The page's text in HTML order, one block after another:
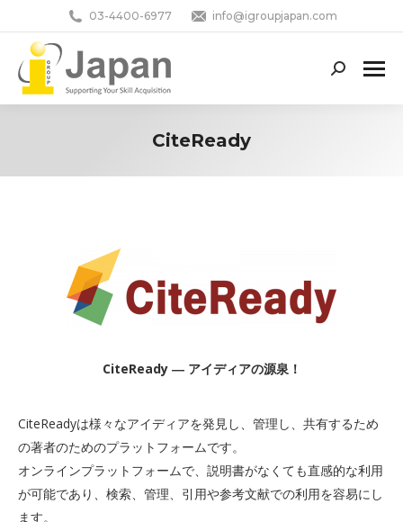
03-4400-6977 info@igroupjapan.com
Search:
CiteReady
CiteReady ― アイディアの源泉！
CiteReadyは様々なアイディアを発見し、管理し、共有するため
の著者のためのプラットフォームです。
オンラインプラットフォームで、説明書がなくても直感的な利用
が可能であり、検索、管理、引用や参考文献での利用を容易にし
ます。